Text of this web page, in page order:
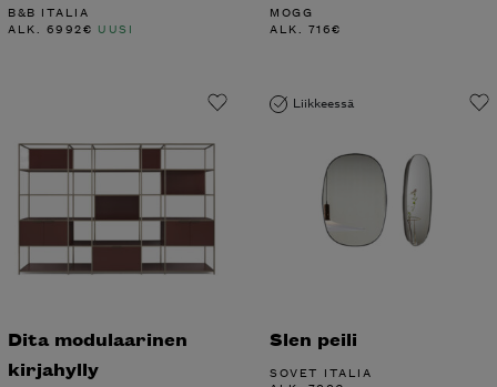
B&B ITALIA
ALK. 6992€ UUSI
MOGG
ALK. 716€
Dita modulaarinen
kirjahylly
Liikkeessä
Slen peili
SOVET ITALIA